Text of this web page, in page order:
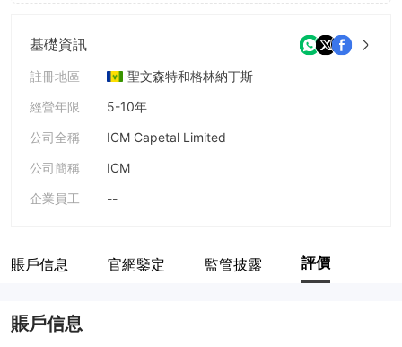
基礎資訊
註冊地區
聖文森特和格林納丁斯
經營年限
5-10年
公司全稱
ICM Capetal Limited
公司簡稱
ICM
企業員工
--
賬戶信息 官網鑒定 監管披露 評價
賬戶信息